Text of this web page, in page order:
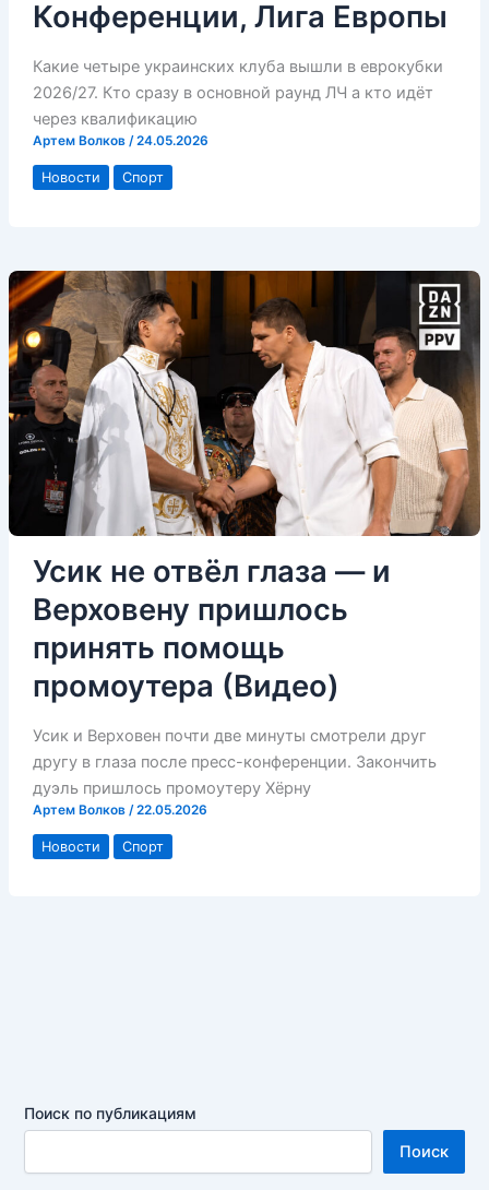
Конференции, Лига Европы
Какие четыре украинских клуба вышли в еврокубки
2026/27. Кто сразу в основной раунд ЛЧ а кто идёт
через квалификацию
Артем Волков /24.05.2026
Новости Спорт
Усик не отвёл глаза — и
Верховену пришлось
принять помощь
промоутера (Видео)
Усик и Верховен почти две минуты смотрели друг
другу в глаза после пресс-конференции. Закончить
дуэль пришлось промоутеру Хёрну
Артем Волков /22.05.2026
Новости Спорт
Поиск по публикациям
Поиск